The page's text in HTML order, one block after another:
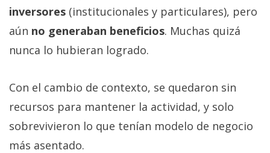
inversores (institucionales y particulares), pero
aún no generaban beneficios. Muchas quizá
nunca lo hubieran logrado.
Con el cambio de contexto, se quedaron sin
recursos para mantener la actividad, y solo
sobrevivieron lo que tenían modelo de negocio
más asentado.